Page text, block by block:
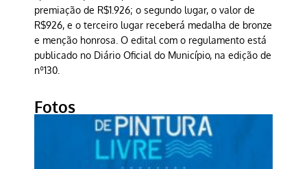
premiação de R$1.926; o segundo lugar, o valor de
R$926, e o terceiro lugar receberá medalha de bronze
e menção honrosa. O edital com o regulamento está
publicado no Diário Oficial do Município, na edição de
nº130.
Fotos